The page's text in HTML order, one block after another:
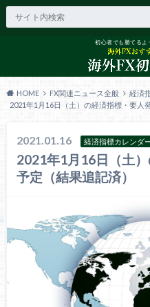
初心者でも勝てるよ
HOME FX関連ニュース全般
経済
2021年1月16日（土）の経済指標・要人
2021.01.16 経済指標カレンダ
2021年1月16日（土
予定（結果追記済）